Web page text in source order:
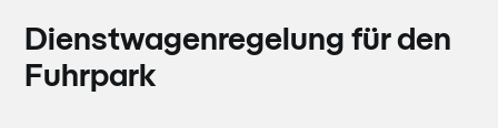
Dienstwagenregelung für den
Fuhrpark